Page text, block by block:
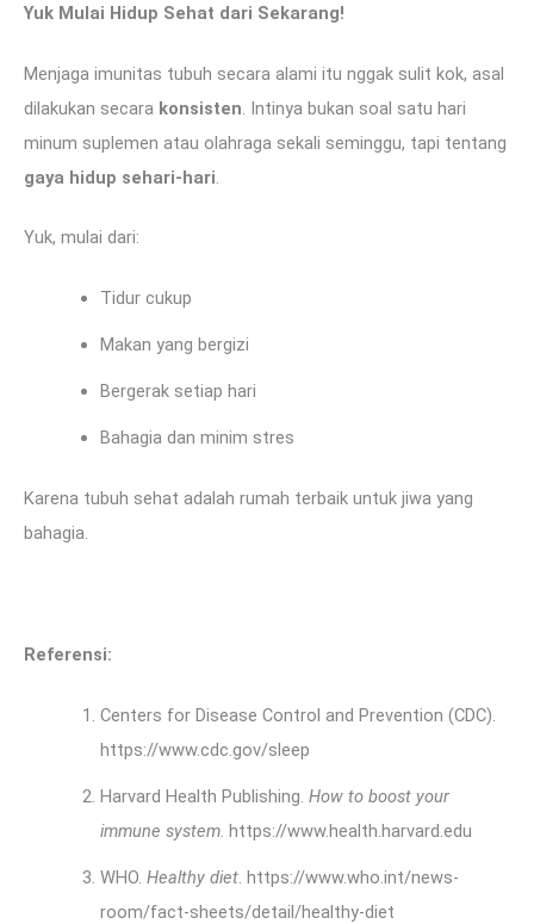
Yuk Mulai Hidup Sehat dari Sekarang!
Menjaga imunitas tubuh secara alami itu nggak sulit kok, asal
dilakukan secara konsisten . Intinya bukan soal satu hari
minum suplemen atau olahraga sekali seminggu, tapi tentang
gaya hidup sehari-hari
Yuk, mulai dari:
Tidur cukup
Makan yang bergizi
Bergerak setiap hari
Bahagia dan minim stres
Karena tubuh sehat adalah rumah terbaik untuk jiwa yang
bahagia.
Referensi:
Centers for Disease Control and Prevention (CDC).
https://www.cdc.gov/sleep
Harvard Health Publishing. How to boost your
immune system. https://www.health.harvard.edu
WHO. Healthy diet. https://www.who.int/news-
room/fact-sheets/detail/healthy-diet